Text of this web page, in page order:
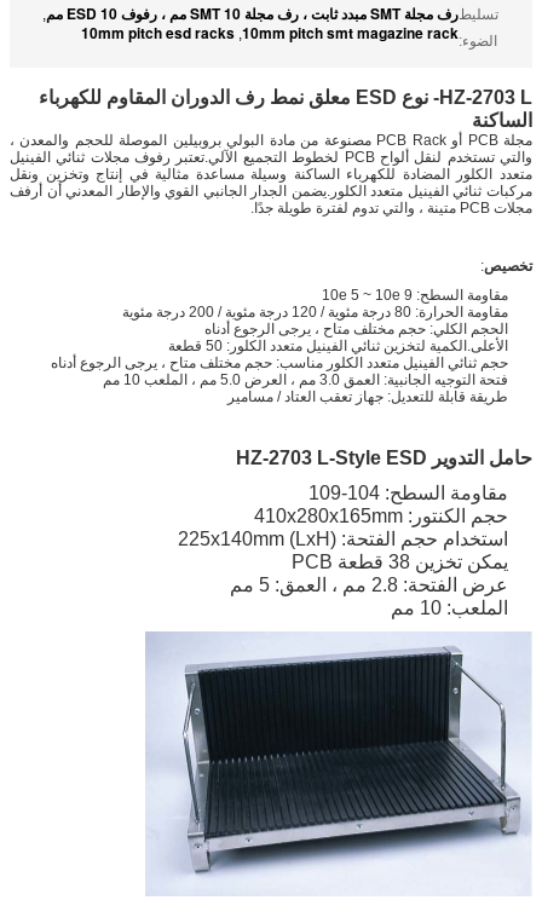
تسليط
الضوء:
رف مجلة SMT مبدد ثابت ، رف مجلة SMT 10 مم ، رفوف ESD 10 مم ,
10mm pitch smt magazine rack
,
10mm pitch esd racks
HZ-2703 L- نوع ESD معلق نمط رف الدوران المقاوم للكهرباء
الساكنة
مجلة PCB أو PCB Rack مصنوعة من مادة البولي بروبيلين الموصلة للحجم والمعدن ،
والتي تستخدم لنقل ألواح PCB لخطوط التجميع الآلي.تعتبر رفوف مجلات ثنائي الفينيل
متعدد الكلور المضادة للكهرباء الساكنة وسيلة مساعدة مثالية في إنتاج وتخزين ونقل
مركبات ثنائي الفينيل متعدد الكلور.يضمن الجدار الجانبي القوي والإطار المعدني أن أرفف
مجلات PCB متينة ، والتي تدوم لفترة طويلة جدًا.
تخصيص:
مقاومة السطح: 10e 5 ~ 10e 9
مقاومة الحرارة: 80 درجة مئوية / 120 درجة مئوية / 200 درجة مئوية
الحجم الكلي: حجم مختلف متاح ، يرجى الرجوع أدناه
الأعلى.الكمية لتخزين ثنائي الفينيل متعدد الكلور: 50 قطعة
حجم ثنائي الفينيل متعدد الكلور مناسب: حجم مختلف متاح ، يرجى الرجوع أدناه
فتحة التوجيه الجانبية: العمق 3.0 مم ، العرض 5.0 مم ، الملعب 10 مم
طريقة قابلة للتعديل: جهاز تعقب العتاد / مسامير
حامل التدوير HZ-2703 L-Style ESD
مقاومة السطح: 104-109
حجم الكنتور: 410x280x165mm
استخدام حجم الفتحة: (LxH) 225x140mm
يمكن تخزين 38 قطعة PCB
عرض الفتحة: 2.8 مم ، العمق: 5 مم
الملعب: 10 مم